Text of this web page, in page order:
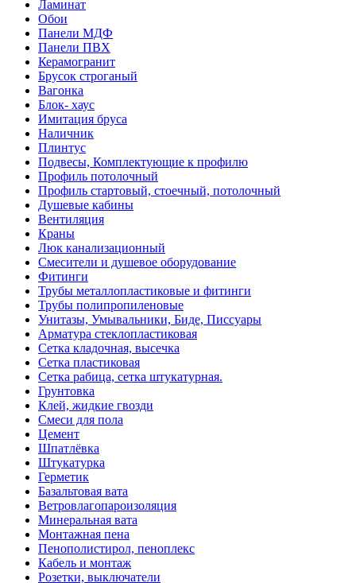
Ламинат
Обои
Панели МДФ
Панели ПВХ
Керамогранит
Брусок строганый
Вагонка
Блок- хаус
Имитация бруса
Наличник
Плинтус
Подвесы, Комплектующие к профилю
Профиль потолочный
Профиль стартовый, стоечный, потолочный
Душевые кабины
Вентиляция
Краны
Люк канализационный
Смесители и душевое оборудование
Фитинги
Трубы металлопластиковые и фитинги
Трубы полипропиленовые
Унитазы, Умывальники, Биде, Писсуары
Арматура стеклопластиковая
Сетка кладочная, высечка
Сетка пластиковая
Сетка рабица, сетка штукатурная.
Грунтовка
Клей, жидкие гвозди
Смеси для пола
Цемент
Шпатлёвка
Штукатурка
Герметик
Базальтовая вата
Ветровлагопароизоляция
Минеральная вата
Монтажная пена
Пенополистирол, пеноплекс
Кабель и монтаж
Розетки, выключатели